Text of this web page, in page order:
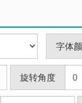
字体
旋转角度